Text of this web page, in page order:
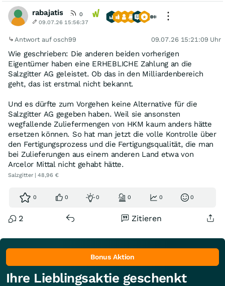
rabajatis
0
09.07.26 15:56:37
Antwort auf osch99 09.07.26 15:21:09 Uhr
Wie geschrieben: Die anderen beiden vorherigen
Eigentümer haben eine ERHEBLICHE Zahlung an die
Salzgitter AG geleistet. Ob das in den Milliardenbereich
geht, das ist erstmal nicht bekannt.
Und es dürfte zum Vorgehen keine Alternative für die
Salzgitter AG gegeben haben. Weil sie ansonsten
wegfallende Zuliefermengen von HKM kaum anders hätte
ersetzen können. So hat man jetzt die volle Kontrolle über
den Fertigungsprozess und die Fertigungsqualität, die man
bei Zulieferungen aus einem anderen Land etwa von
Arcelor Mittal nicht gehabt hätte.
Salzgitter | 48,96 €
0 0 0 0 0 0
2 Zitieren
Bonus Aktion
Ihre Lieblingsaktie geschenkt